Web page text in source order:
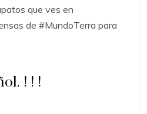
que ves en
de #MundoTerra para
! ! !